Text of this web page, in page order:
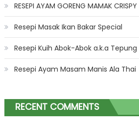
RESEPI AYAM GORENG MAMAK CRISPY
Resepi Masak Ikan Bakar Special
Resepi Kuih Abok-Abok a.k.a
Resepi Ayam Masam Manis Ala Thai
RECENT COMMENTS